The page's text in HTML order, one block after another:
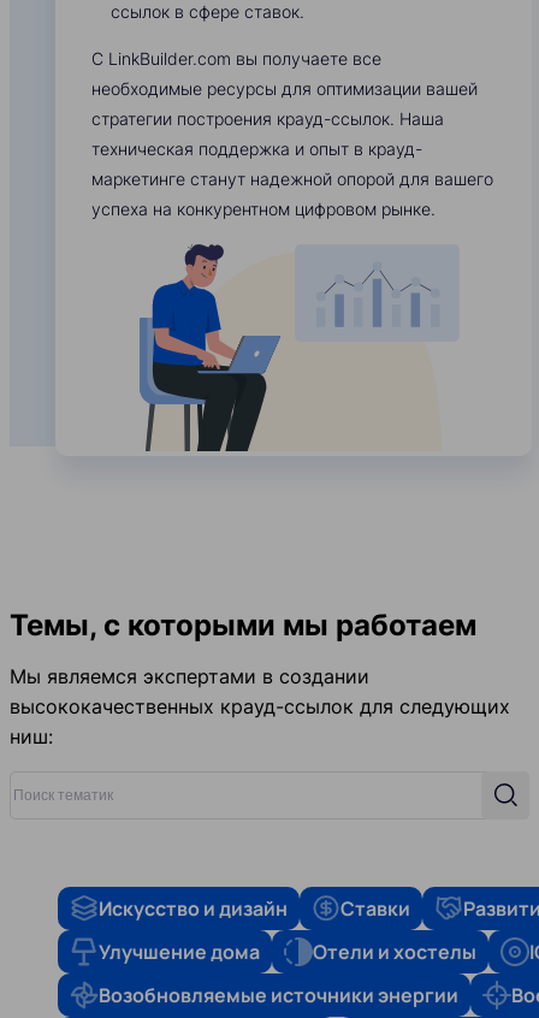
ссылок в сфере ставок.
С LinkBuilder.com вы получаете все
необходимые ресурсы для оптимизации вашей
стратегии построения крауд-ссылок. Наша
техническая поддержка и опыт в крауд-
маркетинге станут надежной опорой для вашего
успеха на конкурентном цифровом рынке.
Темы, с которыми мы работаем
Мы являемся экспертами в создании
высококачественных крауд-ссылок для следующих
ниш:
Искусство и дизайн Ставки
Улучшение дома
Отели и хостелы
Возобновляемые источники энергии